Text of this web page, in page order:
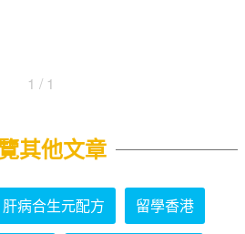
1 / 1
其他文章
肝病合生元配方 留學香港